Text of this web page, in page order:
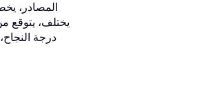
المصادر،
يختلف، يتوقع
درجة